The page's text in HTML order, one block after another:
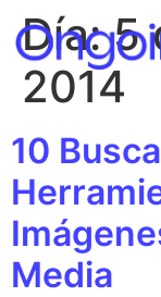
Día:5
2014
10
Media